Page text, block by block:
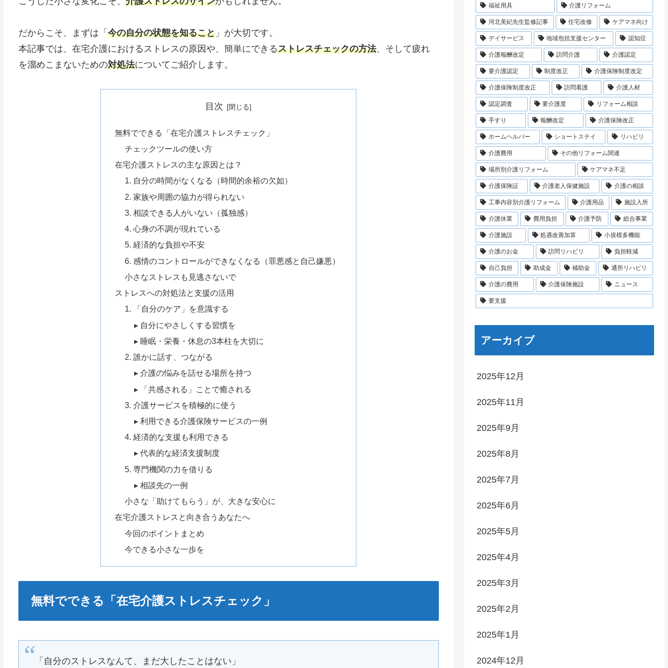
だからこそ、まずは「 今の自分の状態を知ること」が大切です。
本記事では、在宅介護におけるストレスの原因や、簡単にできるストレスチェックの方法、そして疲れ
を溜めこまないための対処法についてご紹介します。
目次
無料でできる「在宅介護ストレスチェック」
チェックツールの使い方
在宅介護ストレスの主な原因とは？
1. 自分の時間がなくなる（時間的余裕の欠如）
2. 家族や周囲の協力が得られない
3. 相談できる人がいない（孤独感）
4. 心身の不調が現れている
5. 経済的な負担や不安
6. 感情のコントロールができなくなる（罪悪感と自己嫌悪）
小さなストレスも見逃さないで
ストレスへの対処法と支援の活用
1. 「自分のケア」を意識する
▸ 自分にやさしくする習慣を
▸ 睡眠・栄養・休息の3本柱を大切に
2. 誰かに話す、つながる
▸ 介護の悩みを話せる場所を持つ
▸ 「共感される」ことで癒される
3. 介護サービスを積極的に使う
▸ 利用できる介護保険サービスの一例
4. 経済的な支援も利用できる
▸ 代表的な経済支援制度
5. 専門機関の力を借りる
▸ 相談先の一例
小さな「助けてもらう」が、大きな安心に
在宅介護ストレスと向き合うあなたへ
今回のポイントまとめ
今できる小さな一歩を
無料でできる「在宅介護ストレスチェック」
「自分のストレスなんて、まだ大したことはない」
福祉用具 介護リフォーム
河北美紀先生監修記事 住宅改修 ケアマネ向け
デイサービス 地域包括支援センター 認知症
介護報酬改定 訪問介護 介護認定
要介護認定 制度改正 介護保険制度改定
介護保険制度改正 訪問看護 介護人材
認定調査 要介護度 リフォーム相談
手すり 報酬改定 介護保険改正
ホームヘルパー ショートステイ リハビリ
介護費用 その他リフォーム関連
場所別介護リフォーム ケアマネ不足
介護保険証 介護老人保健施設 介護の相談
工事内容別介護リフォーム 介護用品 施設入所
介護休業 費用負担 介護予防 総合事業
介護施設 処遇改善加算 小規模多機能
介護のお金 訪問リハビリ 負担軽減
自己負担 助成金 補助金 通所リハビリ
介護の費用 介護保険施設 ニュース
要支援
アーカイブ
2025年12月
2025年11月
2025年9月
2025年8月
2025年7月
2025年6月
2025年5月
2025年4月
2025年3月
2025年2月
2025年1月
2024年12月